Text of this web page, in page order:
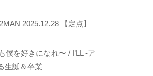
2025.12.28 【定点】
僕を好きになれ〜 / I’LL -ア
生誕＆卒業